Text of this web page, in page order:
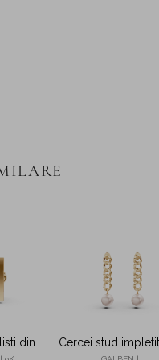
din
Cercei stud
argint galben cu